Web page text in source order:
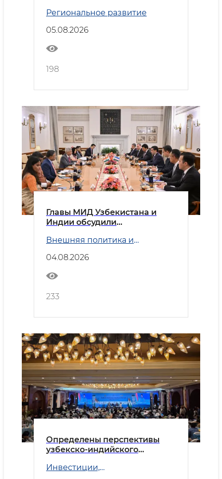
Региональное развитие
05.08.2026
198
Главы МИД Узбекистана и
Индии обсудили
двустороннего
сотрудничества
Внешняя политика и
04.08.2026
233
Определены перспективы
узбекско-индийского
Инвестиции,